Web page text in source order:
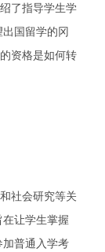
了指导学生学
国留学的冈
资格是如何转
社会研究等关
让学生掌握
普通入学考